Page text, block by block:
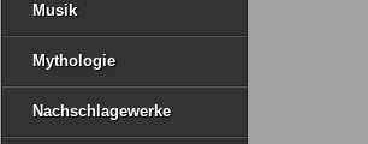
Musik
Mythologie
Nachschlagewerke